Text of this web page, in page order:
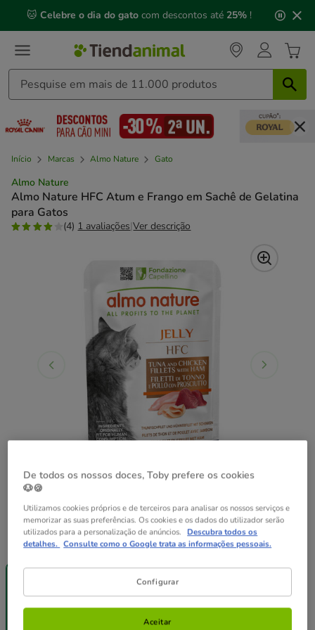
mensagem,
🐱 Celebre o dia do gato com descontos até 25% !
Início Marcas Almo Nature Gato
Almo Nature
Almo Nature HFC Atum e Frango em Sachê de Gelatina
para Gatos
(4) 1 avaliações|Ver descrição
Peso:55 g
12 saquetas x
55 g
Grátis
55 g
De todos os nossos doces, Toby prefere os cookies
🐶🍪
Utilizamos cookies próprios e de terceiros para analisar os nossos serviços e
memorizar as suas preferências. Os cookies e os dados do utilizador serão
utilizados para a personalização de anúncios. Descubra todos os
detalhes. Consulte como o Google trata as informações pessoais.
Configurar
Aceitar